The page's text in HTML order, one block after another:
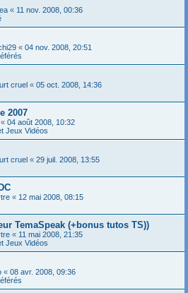
« 11 nov. 2008, 00:36
« 04 nov. 2008, 20:51
cruel « 05 oct. 2008, 14:36
2007
« 04 août 2008, 10:32
Jeux Vidéos
cruel « 29 juil. 2008, 13:55
« 12 mai 2008, 08:15
TemaSpeak (+bonus tutos TS))
« 11 mai 2008, 21:35
Jeux Vidéos
« 08 avr. 2008, 09:36